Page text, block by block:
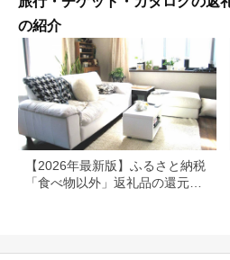
の紹介
【2026年最新版】ふるさと納税
「食べ物以外」返礼品の還元率